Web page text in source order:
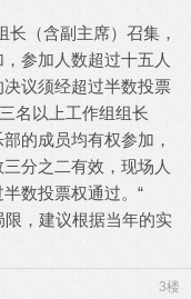
长（含副主席）召集，
参加人数超过十五人
议须经超过半数投票
名以上工作组组长
的成员均有权参加，
分之二有效，现场人
数投票权通过。“
，建议根据当年的实
3楼